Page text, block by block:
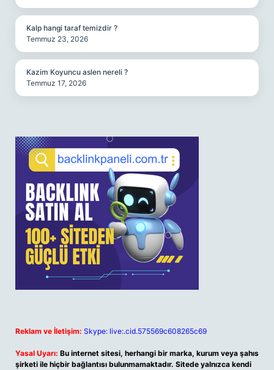
Kalp hangi taraf temizdir ?
Temmuz 23, 2026
Kazim Koyuncu aslen nereli ?
Temmuz 17, 2026
Reklam ve İletişim: Skype: live:.cid.575569c608265c69
Yasal Uyarı: Bu internet sitesi, herhangi bir marka, kurum veya şahıs
şirketi ile hiçbir bağlantısı bulunmamaktadır. Sitede yalnızca kendi